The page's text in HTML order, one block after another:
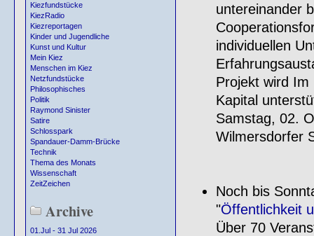
Kiezfundstücke
KiezRadio
Kiezreportagen
Kinder und Jugendliche
Kunst und Kultur
Mein Kiez
Menschen im Kiez
Netzfundstücke
Philosophisches
Politik
Raymond Sinister
Satire
Schlosspark
Spandauer-Damm-Brücke
Technik
Thema des Monats
Wissenschaft
ZeitZeichen
Archive
01.Jul - 31 Jul 2026
untereinander
individuellen
Projekt wird Im
Kapital
Samstag, 02.
Wilmersdorfer
Noch bis
"Öffentlichkeit
Über 70